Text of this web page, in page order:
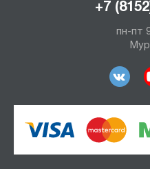
+7
пн-пт